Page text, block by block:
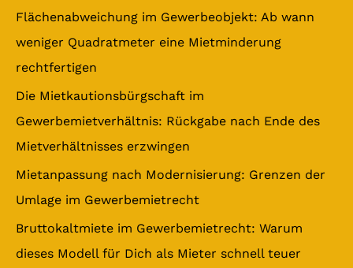
e
n
Flächenabweichung im Gewerbeobjekt: Ab wann
weniger Quadratmeter eine Mietminderung
rechtfertigen
Die Mietkautionsbürgschaft im
Gewerbemietverhältnis: Rückgabe nach Ende des
Mietverhältnisses erzwingen
Mietanpassung nach Modernisierung: Grenzen der
Umlage im Gewerbemietrecht
Bruttokaltmiete im Gewerbemietrecht: Warum
dieses Modell für Dich als Mieter schnell teuer